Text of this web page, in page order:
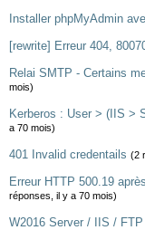
Installer phpMyAdmin
[rewrite] Erreur 404,
Relai SMTP - Certains
mois)
Kerberos : User > (IIS >
a 70 mois)
401 Invalid credentails (2
Erreur HTTP 500.19
réponses, il y a 70 mois)
W2016 Server / IIS /